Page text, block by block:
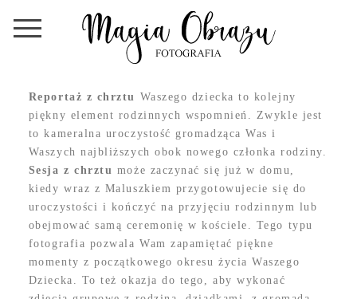
Reportaż z chrztu Waszego dziecka to kolejny
piękny element rodzinnych wspomnień. Zwykle jest
to kameralna uroczystość gromadząca Was i
Waszych najbliższych obok nowego członka rodziny.
Sesja z chrztu może zaczynać się już w domu,
kiedy wraz z Maluszkiem przygotowujecie się do
uroczystości i kończyć na przyjęciu rodzinnym lub
obejmować samą ceremonię w kościele. Tego typu
fotografia pozwala Wam zapamiętać piękne
momenty z początkowego okresu życia Waszego
Dziecka. To też okazja do tego, aby wykonać